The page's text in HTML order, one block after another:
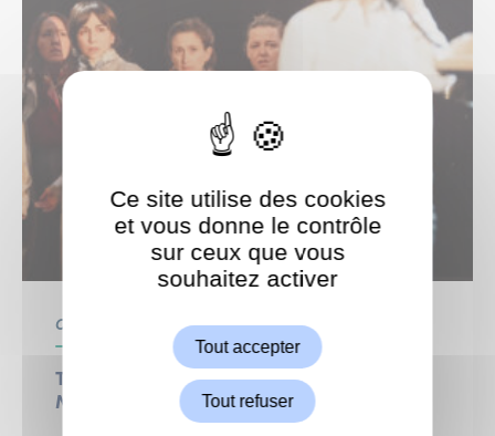
Centre Culturel Culture
THÉÂTRE : Le procès d’une vie Gisèle,
Marie-Claire, Michèle… et les autres
ShareThis est désactivé.
Ce site utilise des cookies
et vous donne le contrôle
sur ceux que vous
souhaitez activer
Tout accepter
Tout refuser